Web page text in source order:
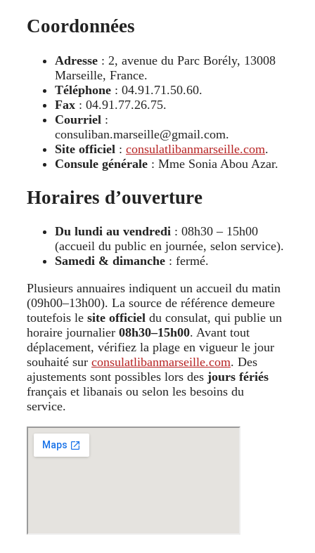
Coordonnées
Adresse : 2, avenue du Parc Borély, 13008
Marseille, France.
Téléphone : 04.91.71.50.60.
Fax : 04.91.77.26.75.
Courriel :
consuliban.marseille@gmail.com.
Site officiel : consulatlibanmarseille.com.
Consule générale : Mme Sonia Abou Azar.
Horaires d’ouverture
Du lundi au vendredi : 08h30 – 15h00
(accueil du public en journée, selon service).
Samedi & dimanche : fermé.
Plusieurs annuaires indiquent un accueil du matin
(09h00–13h00). La source de référence demeure
toutefois le site officiel du consulat, qui publie un
horaire journalier 08h30–15h00. Avant tout
déplacement, vérifiez la plage en vigueur le jour
souhaité sur consulatlibanmarseille.com. Des
ajustements sont possibles lors des jours fériés
français et libanais ou selon les besoins du
service.